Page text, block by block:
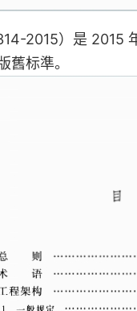
2015）是 2015
舊标準。